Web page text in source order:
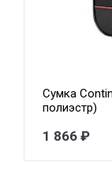
Сумка
полиэстр)
1 866 ₽